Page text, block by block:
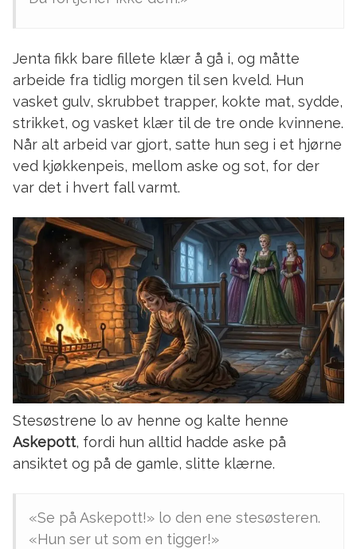
Jenta fikk bare fillete klær å gå i, og måtte
arbeide fra tidlig morgen til sen kveld. Hun
vasket gulv, skrubbet trapper, kokte mat, sydde,
strikket, og vasket klær til de tre onde kvinnene.
Når alt arbeid var gjort, satte hun seg i et hjørne
ved kjøkkenpeis, mellom aske og sot, for der
var det i hvert fall varmt.
Stesøstrene lo av henne og kalte henne
Askepott, fordi hun alltid hadde aske på
ansiktet og på de gamle, slitte klærne.
«Se på Askepott!» lo den ene stesøsteren.
«Hun ser ut som en tigger!»